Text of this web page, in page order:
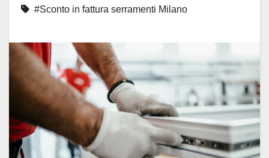
#Sconto in fattura serramenti Milano